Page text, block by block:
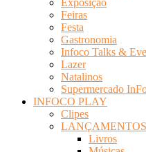
Exposição
Feiras
Festa
Gastronomia
Infoco Talks &
Lazer
Natalinos
Supermercado
INFOCO PLAY
Clipes
LANÇAMENTOS
Livros